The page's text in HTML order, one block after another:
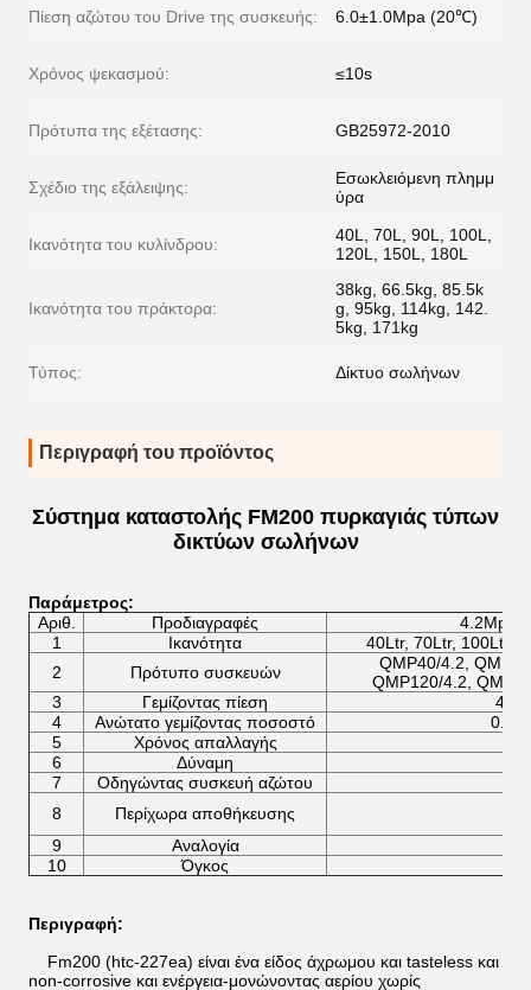
Πίεση αζώτου του Drive της συσκευής: 6.0±1.0Mpa (20℃)
Χρόνος ψεκασμού: ≤10s
Πρότυπα της εξέτασης: GB25972-2010
Σχέδιο της εξάλειψης:
Εσωκλειόμενη πλημμ
ύρα
Ικανότητα του κυλίνδρου:
40L, 70L, 90L, 100L,
120L, 150L, 180L
Ικανότητα του πράκτορα:
38kg, 66.5kg, 85.5k
g, 95kg, 114kg, 142.
5kg, 171kg
Τύπος: Δίκτυο σωλήνων
Περιγραφή του προϊόντος
Σύστημα καταστολής FM200 πυρκαγιάς τύπων
δικτύων σωλήνων
Παράμετρος:
Αριθ.
Προδιαγραφές
4.2Mpa
1
Ικανότητα
40Ltr, 70Ltr, 100Ltr,
2
Πρότυπο συσκευών
QMP40/4.2,
QMP120/4.2,
3
Γεμίζοντας πίεση
4
Ανώτατο γεμίζοντας ποσοστό
5
Χρόνος απαλλαγής
6
Δύναμη
7
Οδηγώντας συσκευή αζώτου
8
Περίχωρα αποθήκευσης
9
Αναλογία
10
Όγκος
Περιγραφή:
Fm200 (htc-227ea) είναι ένα είδος άχρωμου και tasteless και
non-corrosive και ενέργεια-μονώνοντας αερίου χωρίς